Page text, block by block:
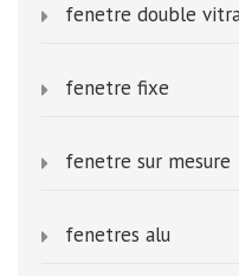
fenetre double
fenetre fixe
fenetre sur mesure
fenetres alu